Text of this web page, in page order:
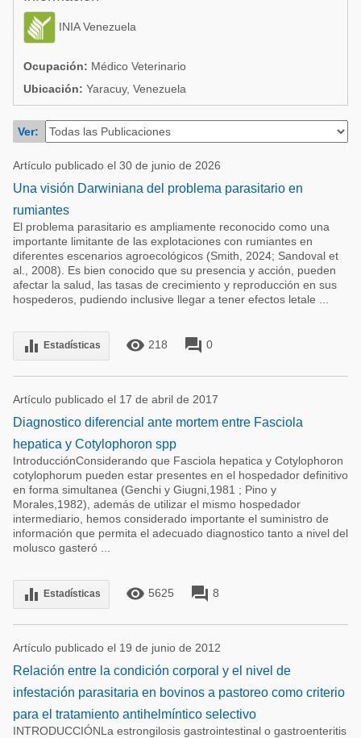
Acuacultura
Micotoxinas
Avicultura
Porcicultura
Lechería
Comunidades en portugués
Avicultura
Porcicultura
Ganadería
Lechería
INIA Venezuela
Ocupación: Médico Veterinario
Ubicación: Yaracuy, Venezuela
Ver:
Artículo publicado el 30 de junio de 2026
Una visión Darwiniana del problema parasitario en
rumiantes
El problema parasitario es ampliamente reconocido como una
importante limitante de las explotaciones con rumiantes en
diferentes escenarios agroecológicos (Smith, 2024; Sandoval et
al., 2008). Es bien conocido que su presencia y acción, pueden
afectar la salud, las tasas de crecimiento y reproducción en sus
hospederos, pudiendo inclusive llegar a tener efectos letale ...
equalizer Estadísticas remove_red_eye 218 forum 0
Artículo publicado el 17 de abril de 2017
Diagnostico diferencial ante mortem entre Fasciola
hepatica y Cotylophoron spp
IntroducciónConsiderando que Fasciola hepatica y Cotylophoron
cotylophorum pueden estar presentes en el hospedador definitivo
en forma simultanea (Genchi y Giugni,1981 ; Pino y
Morales,1982), además de utilizar el mismo hospedador
intermediario, hemos considerado importante el suministro de
información que permita el adecuado diagnostico tanto a nivel del
molusco gasteró ...
equalizer Estadísticas remove_red_eye 5625 forum 8
Artículo publicado el 19 de junio de 2012
Relación entre la condición corporal y el nivel de
infestación parasitaria en bovinos a pastoreo como criterio
para el tratamiento antihelmíntico selectivo
INTRODUCCIÓNLa estrongilosis gastrointestinal o gastroenteritis